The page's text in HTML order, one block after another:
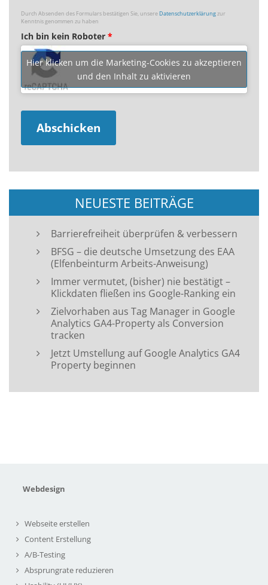
Durch Absenden des Formulars bestätigen Sie, unsereDatenschutzerklärungzur
Kenntnis genommen zu haben
Ich bin kein Roboter *
Hier klicken um die Marketing-Cookies zu akzeptieren
und den Inhalt zu aktivieren
NEUESTE BEITRÄGE
Barrierefreiheit überprüfen & verbessern
BFSG – die deutsche Umsetzung des EAA
(Elfenbeinturm Arbeits-Anweisung)
Immer vermutet, (bisher) nie bestätigt –
Klickdaten fließen ins Google-Ranking ein
Zielvorhaben aus Tag Manager in Google
Analytics GA4-Property als Conversion
tracken
Jetzt Umstellung auf Google Analytics GA4
Property beginnen
Webdesign
Webseite erstellen
Content Erstellung
A/B-Testing
Absprungrate reduzieren